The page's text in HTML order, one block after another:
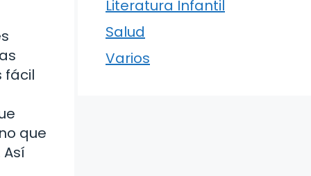
fácil
que
Literatura Infantil
Salud
Varios